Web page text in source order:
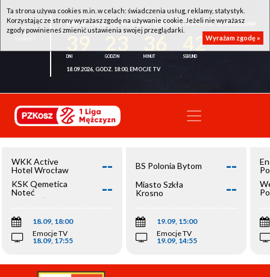
WKK ACTIVE HOTEL WROCŁAW - KSK QEMETICA NOTEĆ INOWROCŁAW
42
18.09.2026, GODZ. 18:00, EMOCJE TV
WKK Active
Hotel Wrocław
--
KSK Qemetica
Noteć
Inowrocław
--
18.09, 18:00
Emocje TV
18.09, 17:55
BS Polonia Bytom --
Miasto Szkła
Krosno
--
19.09, 15:00
Emocje TV
19.09, 14:55
Ta strona używa cookies m.in. w celach: świadczenia usług, reklamy, statystyk.
Korzystając ze strony wyrażasz zgodę na używanie cookie. Jeżeli nie wyrażasz
zgody powinieneś zmienić ustawienia swojej przeglądarki.
Wyrażam zgodę »